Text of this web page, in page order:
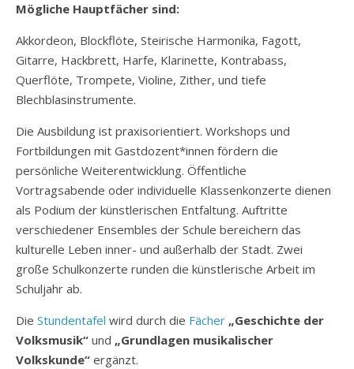
Mögliche Hauptfächer sind:
Akkordeon, Blockflöte, Steirische Harmonika, Fagott,
Gitarre, Hackbrett, Harfe, Klarinette, Kontrabass,
Querflöte, Trompete, Violine, Zither, und tiefe
Blechblasinstrumente.
Die Ausbildung ist praxisorientiert. Workshops und
Fortbildungen mit Gastdozent*innen fördern die
persönliche Weiterentwicklung. Öffentliche
Vortragsabende oder individuelle Klassenkonzerte dienen
als Podium der künstlerischen Entfaltung. Auftritte
verschiedener Ensembles der Schule bereichern das
kulturelle Leben inner- und außerhalb der Stadt. Zwei
große Schulkonzerte runden die künstlerische Arbeit im
Schuljahr ab.
Die Stundentafel wird durch die Fächer „Geschichte der
Volksmusik“ und „Grundlagen musikalischer
Volkskunde“ ergänzt.